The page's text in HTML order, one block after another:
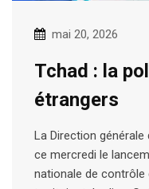
mai 20, 2026
Tchad : la
étrangers
La Direction
ce mercredi le
nationale de contrôle